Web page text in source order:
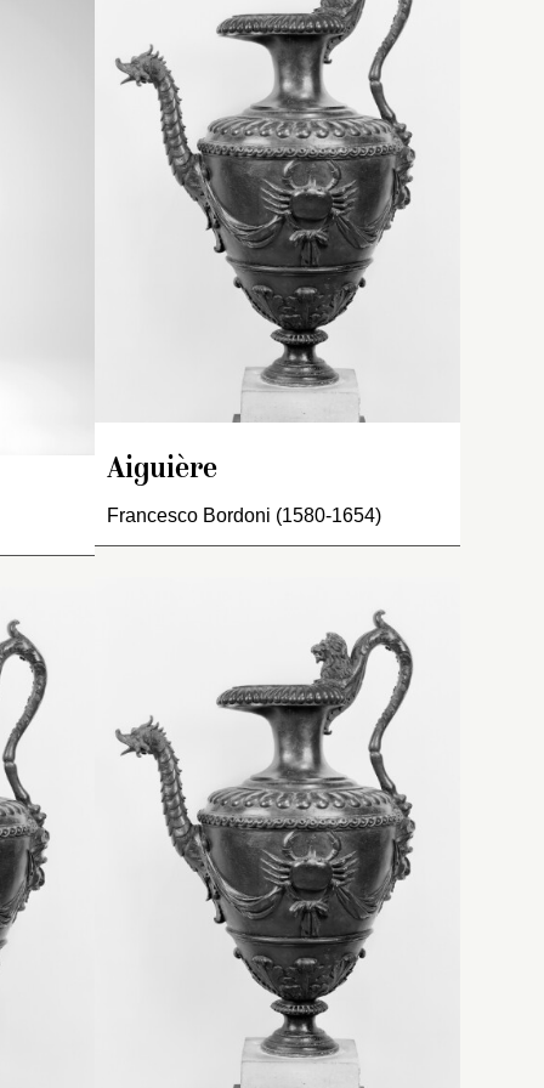
une
sur
la
la
main
son
Inventaire des sculptures
de Meudon, [1697-1698] :
« Une figure de bronze,
représentant uneVénus de
Médicis, de quatre pieds
onze pouces de haut
compris la plinte. Fondu
sic] par les Kellers en
1687 ».
Inventaire de 1722 : « La
Vénus de Médicis
pied, nue, ayant un dauphin
à côté de la jambe sur
laquelle elle pose, sur
enfans moulez sur l’antique;
Inventaire de 1722 : « Une
burette de bronze de deux
pieds et demy de haut et un
pied 4 pouces de diamettre.
La moulure d’en haut, qui
forme le bec, et le dessus
du corps est orné de
godrons, au-dessus de
laquelle est un cordon orné.
Dans les deux faces des
côtez sont deux crabes,
poisson de mer. Sous la
panse sont huit feuilles de
refend. Le bec, qui sert à
Aiguière
Francesco Bordoni (1580-1654)